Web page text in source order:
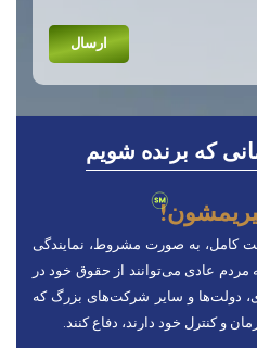
که برنده شویم
کامل، به صورت مشروط، نمایندگی
مردم عادی می‌توانند از حقوق خود در
دولت‌ها و سایر شرکت‌های بزرگ که
و کنترل خود دارند، دفاع کنند.